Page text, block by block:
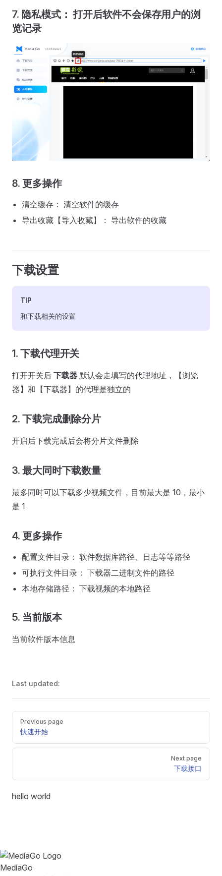
7. 隐私模式： 打开后软件不会保存用户的浏
览记录
8. 更多操作
清空缓存： 清空软件的缓存
导出收藏【导入收藏】： 导出软件的收藏
下载设置
TIP
和下载相关的设置
1. 下载代理开关
打开开关后 下载器 默认会走填写的代理地址，【浏览
器】和【下载器】的代理是独立的
2. 下载完成删除分片
开启后下载完成后会将分片文件删除
3. 最大同时下载数量
最多同时可以下载多少视频文件，目前最大是 10，最小
是 1
4. 更多操作
配置文件目录： 软件数据库路径、日志等等路径
可执行文件目录： 下载器二进制文件的路径
本地存储路径： 下载视频的本地路径
5. 当前版本
当前软件版本信息
Last updated:
PagerPrevious page
快速开始
Next page
下载接口
hello world
MediaGo